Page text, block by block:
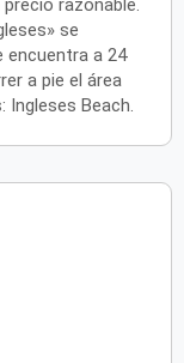
razonable.
se
encuentra a 24
a pie el área
Ingleses Beach.